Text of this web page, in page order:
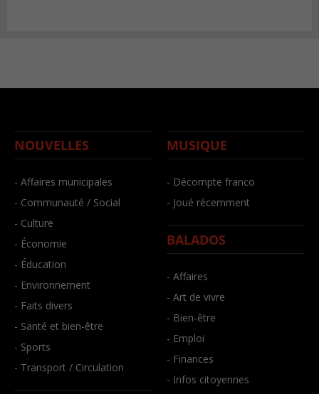
NOUVELLES
- Affaires municipales
- Communauté / Social
- Culture
- Économie
- Éducation
- Environnement
- Faits divers
- Santé et bien-être
- Sports
- Transport / Circulation
MUSIQUE
- Décompte franco
- Joué récemment
BALADOS
- Affaires
- Art de vivre
- Bien-être
- Emploi
- Finances
- Infos citoyennes